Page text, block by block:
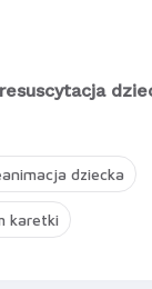
dziecka
karetki